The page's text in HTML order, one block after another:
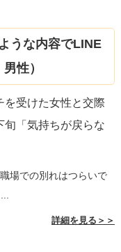
うな内容でLINE
性）
を受けた女性と交際
旬「気持ちが戻らな
職場での別れはつらいで
詳細を見る＞＞